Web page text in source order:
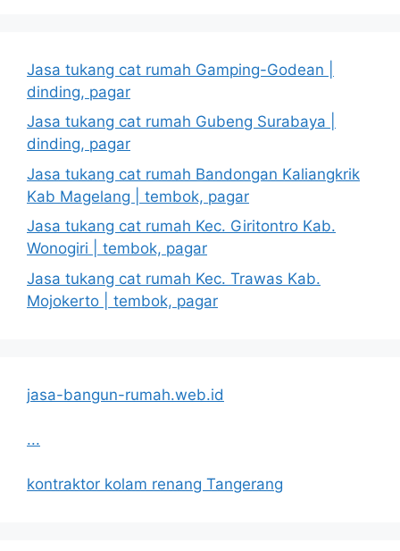
Jasa tukang cat rumah Gamping-Godean |
dinding, pagar
Jasa tukang cat rumah Gubeng Surabaya |
dinding, pagar
Jasa tukang cat rumah Bandongan Kaliangkrik
Kab Magelang | tembok, pagar
Jasa tukang cat rumah Kec. Giritontro Kab.
Wonogiri | tembok, pagar
Jasa tukang cat rumah Kec. Trawas Kab.
Mojokerto | tembok, pagar
jasa-bangun-rumah.web.id
...
kontraktor kolam renang Tangerang